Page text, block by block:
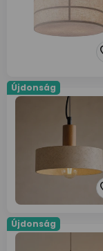
Újdonság
Újdonság